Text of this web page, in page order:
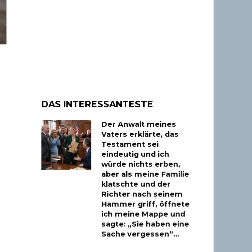
DAS INTERESSANTESTE
Der Anwalt meines
Vaters erklärte, das
Testament sei
eindeutig und ich
würde nichts erben,
aber als meine Familie
klatschte und der
Richter nach seinem
Hammer griff, öffnete
ich meine Mappe und
sagte: „Sie haben eine
Sache vergessen“…